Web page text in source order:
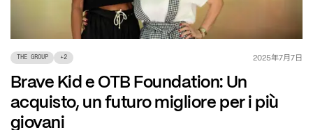
THE GROUP +2 2025年7月7日
Brave Kid e OTB Foundation: Un
acquisto, un futuro migliore per i più
giovani